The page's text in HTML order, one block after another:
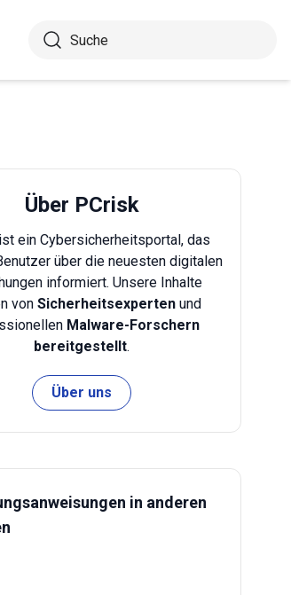
Über PCrisk
ein Cybersicherheitsportal, das
über die neuesten digitalen
informiert. Unsere Inhalte
von Sicherheitsexperten und
Malware-Forschern
bereitgestellt.
Über uns
in anderen